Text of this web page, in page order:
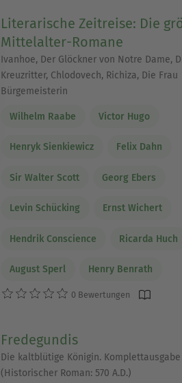
Literarische Zeitreise: Die
Mittelalter-Romane
Ivanhoe, Der Glöckner von Notre Dame,
Kreuzritter, Chlodovech, Richiza, Die Frau
Bürgemeisterin
Wilhelm Raabe Victor Hugo
Henryk Sienkiewicz Felix Dahn
Sir Walter Scott Georg Ebers
Levin Schücking Ernst Wichert
Hendrik Conscience Ricarda Huch
August Sperl Henry Benrath
0 Bewertungen
Fredegundis
Die kaltblütige Königin. Komplettausgabe
(Historischer Roman: 570 A.D.)